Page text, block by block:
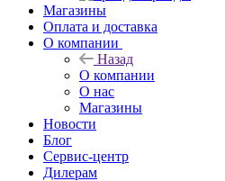
Магазины
Оплата и доставка
О компании
Назад
О компании
О нас
Магазины
Новости
Блог
Сервис-центр
Дилерам